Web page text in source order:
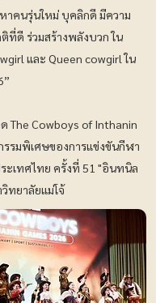
าคนรุ่นใหม่ บุคลิกดี มีความ
ที่ดี ร่วมสร้างพลังบวก ใน
และ Queen cowgirl ใน
The Cowboys of Inthanin
รรมพิเศษของการแข่งขันกีฬา
ะเทศไทย ครั้งที่ 51 "อินทนิล
ทยาลัยแม่โจ้